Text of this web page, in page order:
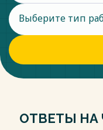
Выберите тип
ОТВЕТЫ НА